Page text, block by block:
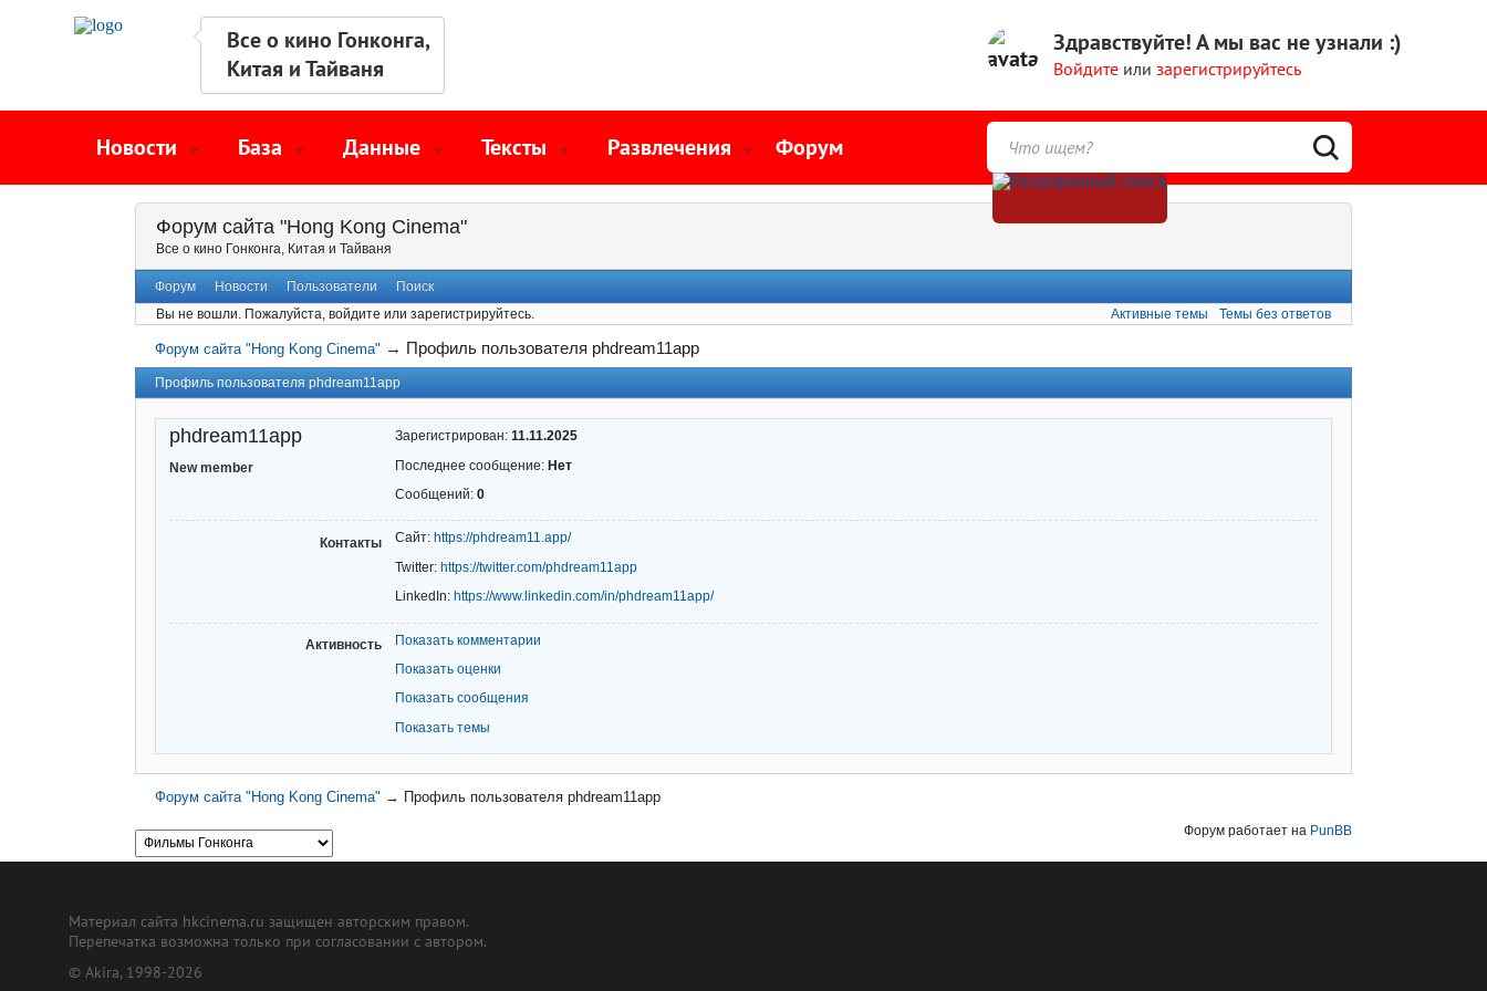
Все о кино Гонконга,
Китая и Тайваня
Здравствуйте!А мы вас не узнали :)
Войдите или зарегистрируйтесь
Новости База Данные Тексты Развлечения Форум
Форум сайта "Hong Kong Cinema"
Все о кино Гонконга, Китая и Тайваня
Форум Новости Пользователи
Поиск
Вы не вошли. Пожалуйста, войдите или зарегистрируйтесь. Активные темы Темы без ответов
Форум сайта "Hong Kong Cinema" → Профиль пользователя phdream11app
Профиль пользователя phdream11app
phdream11app
New member
Зарегистрирован: 11.11.2025
Последнее сообщение: Нет
Сообщений: 0
Контакты Сайт: https://phdream11.app/
Twitter: https://twitter.com/phdream11app
LinkedIn: https://www.linkedin.com/in/phdream11app/
Активность
Показать комментарии
Показать оценки
Показать сообщения
Показать темы
Форум сайта "Hong Kong Cinema" → Профиль пользователя phdream11app
Форум работает на PunBB
Материал сайта hkcinema.ru защищен авторским правом.
Перепечатка возможна только при согласовании с автором.
© Akira, 1998-2026